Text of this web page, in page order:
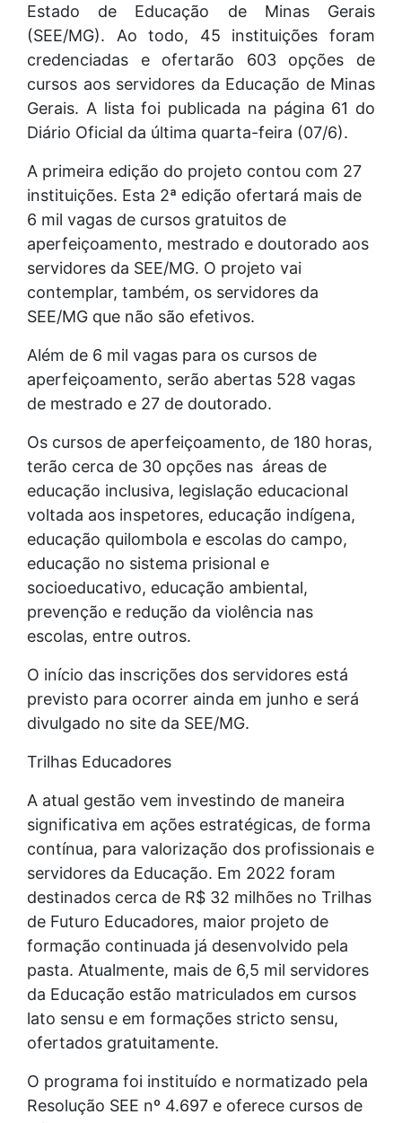
Estado de Educação de Minas Gerais
(SEE/MG). Ao todo, 45 instituições foram
credenciadas e ofertarão 603 opções de
cursos aos servidores da Educação de Minas
Gerais. A lista foi publicada na página 61 do
Diário Oficial da última quarta-feira (07/6).
A primeira edição do projeto contou com 27
instituições. Esta 2ª edição ofertará mais de
6 mil vagas de cursos gratuitos de
aperfeiçoamento, mestrado e doutorado aos
servidores da SEE/MG. O projeto vai
contemplar, também, os servidores da
SEE/MG que não são efetivos.
Além de 6 mil vagas para os cursos de
aperfeiçoamento, serão abertas 528 vagas
de mestrado e 27 de doutorado.
Os cursos de aperfeiçoamento, de 180 horas,
terão cerca de 30 opções nas áreas de
educação inclusiva, legislação educacional
voltada aos inspetores, educação indígena,
educação quilombola e escolas do campo,
educação no sistema prisional e
socioeducativo, educação ambiental,
prevenção e redução da violência nas
escolas, entre outros.
O início das inscrições dos servidores está
previsto para ocorrer ainda em junho e será
divulgado no site da SEE/MG.
Trilhas Educadores
A atual gestão vem investindo de maneira
significativa em ações estratégicas, de forma
contínua, para valorização dos profissionais e
servidores da Educação. Em 2022 foram
destinados cerca de R$ 32 milhões no Trilhas
de Futuro Educadores, maior projeto de
formação continuada já desenvolvido pela
pasta. Atualmente, mais de 6,5 mil servidores
da Educação estão matriculados em cursos
lato sensu e em formações stricto sensu,
ofertados gratuitamente.
O programa foi instituído e normatizado pela
Resolução SEE nº 4.697 e oferece cursos de